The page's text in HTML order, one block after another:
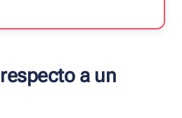
a un